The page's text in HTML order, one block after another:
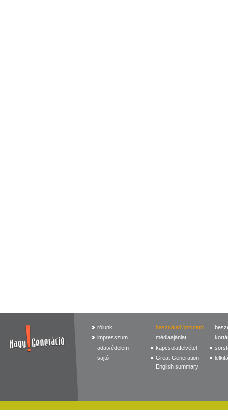
rólunk
impresszum
adatvédelem
sajtó
használati útmutató
médiaajánlat
kapcsolatfelvétel
Great Generation
English summary